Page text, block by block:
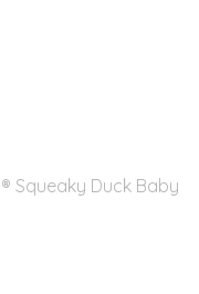
Squeaky Duck Baby